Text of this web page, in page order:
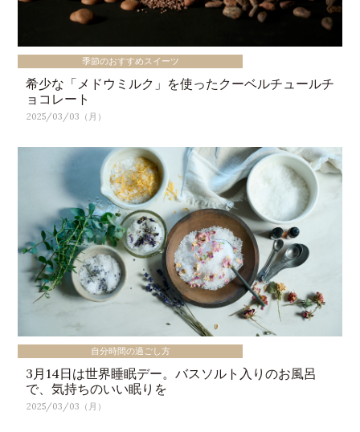
季節のおすすめスイーツ
希少な「メドウミルク」を使ったクーベルチュールチ
ョコレート
2025/03/03（月）
自分時間の過ごし方
3月14日は世界睡眠デー。バスソルト入りのお風呂
で、気持ちのいい眠りを
2025/03/03（月）